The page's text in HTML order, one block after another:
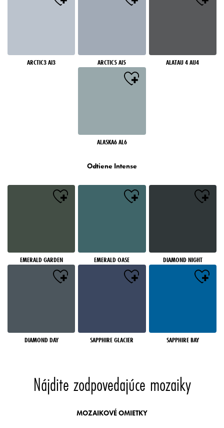
ARCTIC3 AI3 ARCTIC5 AI5 ALATAU 4 AU4
ALASKA6 AL6
Odtiene Intense
EMERALD GARDEN EMERALD OASE DIAMOND NIGHT
DIAMOND DAY SAPPHIRE GLACIER SAPPHIRE BAY
Nájdite zodpovedajúce mozaiky
MOZAIKOVÉ OMIETKY